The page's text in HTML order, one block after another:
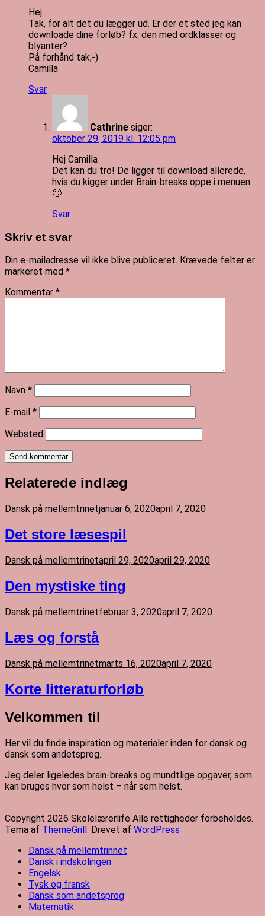
Hej
Tak, for alt det du lægger ud. Er der et sted jeg kan
downloade dine forløb? fx. den med ordklasser og
blyanter?
På forhånd tak;-)
Camilla
Svar
Cathrine siger:
oktober 29, 2019 kl. 12:05 pm
Hej Camilla
Det kan du tro! De ligger til download allerede,
hvis du kigger under Brain-breaks oppe i menuen
🙂
Svar
Skriv et svar
Din e-mailadresse vil ikke blive publiceret. Krævede felter er
markeret med *
Kommentar *
Navn *
E-mail *
Websted
Send kommentar
Relaterede indlæg
Dansk på mellemtrinetjanuar 6, 2020april 7, 2020
Det store læsespil
Dansk på mellemtrinetapril 29, 2020april 29, 2020
Den mystiske ting
Dansk på mellemtrinetfebruar 3, 2020april 7, 2020
Læs og forstå
Dansk på mellemtrinetmarts 16, 2020april 7, 2020
Korte litteraturforløb
Velkommen til
Her vil du finde inspiration og materialer inden for dansk og
dansk som andetsprog.
Jeg deler ligeledes brain-breaks og mundtlige opgaver, som
kan bruges hvor som helst – når som helst.
Copyright 2026 Skolelærerlife Alle rettigheder forbeholdes.
Tema af ThemeGrill . Drevet af WordPress
Dansk på mellemtrinnet
Dansk i indskolingen
Engelsk
Tysk og fransk
Dansk som andetsprog
Matematik